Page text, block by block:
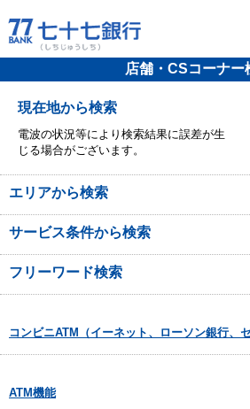
店舗・CSコーナー
現在地から検索
電波の状況等により検索結果に誤差が生
じる場合がございます。
エリアから検索
サービス条件から検索
フリーワード検索
コンビニATM（イーネット、ローソン銀行、セ
ATM機能